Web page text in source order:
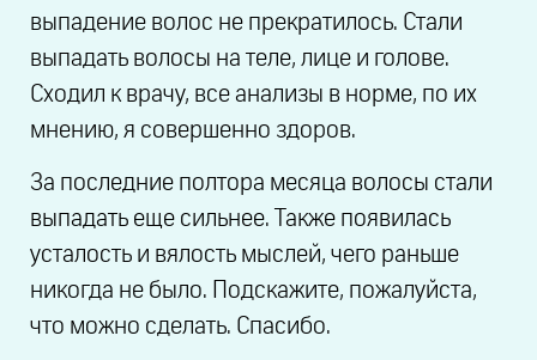
выпадение волос не прекратилось. Стали
выпадать волосы на теле, лице и голове.
Сходил к врачу, все анализы в норме, по их
мнению, я совершенно здоров.
За последние полтора месяца волосы стали
выпадать еще сильнее. Также появилась
усталость и вялость мыслей, чего раньше
никогда не было. Подскажите, пожалуйста,
что можно сделать. Спасибо.